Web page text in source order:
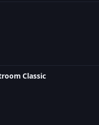
Classic